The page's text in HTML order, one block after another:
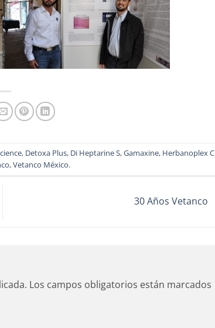
, Detoxa Plus, Di Heptarine S,Gamaxine, Herbanoplex
,Vetanco México.
30 Años Vetanco
Los campos obligatorios están marcados